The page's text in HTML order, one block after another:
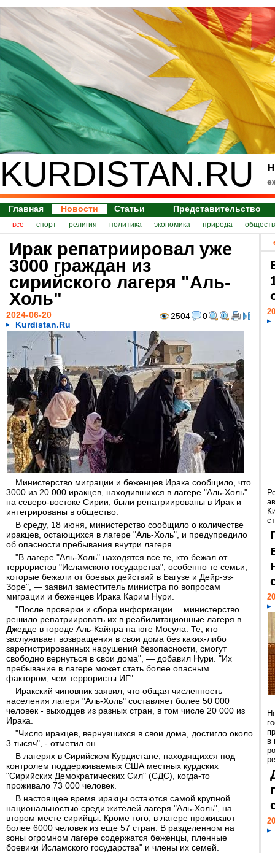
KURDISTAN.RU
Главная Новости Статьи Представительство
все спорт религия политика экономика природа
Ирак репатриировал уже
3000 граждан из
сирийского лагеря "Аль-
Холь"
2504 0
2024-06-20
Kurdistan.Ru
Министерство миграции и беженцев Ирака сообщило, что
3000 из 20 000 иракцев, находившихся в лагере "Аль-Холь"
на северо-востоке Сирии, были репатриированы в Ирак и
интегрированы в общество.
В среду, 18 июня, министерство сообщило о количестве
иракцев, остающихся в лагере "Аль-Холь", и предупредило
об опасности пребывания внутри лагеря.
"В лагере "Аль-Холь" находятся все те, кто бежал от
террористов "Исламского государства", особенно те семьи,
которые бежали от боевых действий в Багузе и Дейр-эз-
Зоре", — заявил заместитель министра по вопросам
миграции и беженцев Ирака Карим Нури.
"После проверки и сбора информации… министерство
решило репатриировать их в реабилитационные лагеря в
Джедде в городе Аль-Кайяра на юге Мосула. Те, кто
заслуживает возвращения в свои дома без каких-либо
зарегистрированных нарушений безопасности, смогут
свободно вернуться в свои дома", — добавил Нури. "Их
пребывание в лагере может стать более опасным
фактором, чем террористы ИГ".
Иракский чиновник заявил, что общая численность
населения лагеря "Аль-Холь" составляет более 50 000
человек - выходцев из разных стран, в том числе 20 000 из
Ирака.
"Число иракцев, вернувшихся в свои дома, достигло около
3 тысяч", - отметил он.
В лагерях в Сирийском Курдистане, находящихся под
контролем поддерживаемых США местных курдских
"Сирийских Демократических Сил" (СДС), когда-то
проживало 73 000 человек.
В настоящее время иракцы остаются самой крупной
национальностью среди жителей лагеря "Аль-Холь", на
втором месте сирийцы. Кроме того, в лагере проживают
более 6000 человек из еще 57 стран. В разделенном на
зоны огромном лагере содержатся беженцы, пленные
боевики Исламского государства" и члены их семей.
в